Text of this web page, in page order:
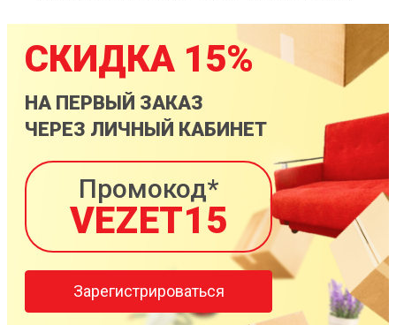
СКИДКА 15%
НА ПЕРВЫЙ ЗАКАЗ
ЧЕРЕЗ ЛИЧНЫЙ КАБИНЕТ
Промокод*
VEZET15
Зарегистрироваться